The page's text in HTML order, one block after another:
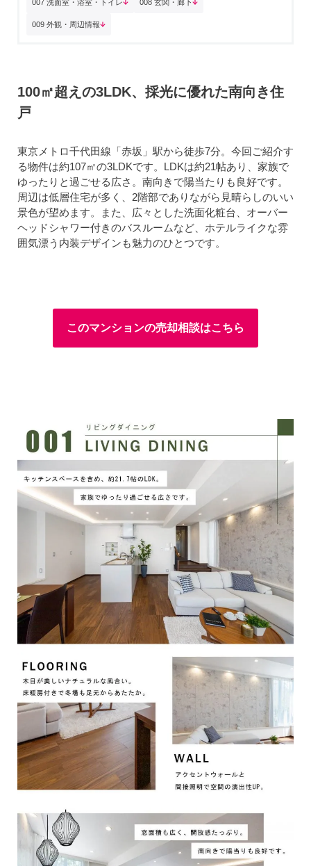
007 洗面室・浴室・トイレ 008 玄関・廊下
009 外観・周辺情報
100㎡超えの3LDK、採光に優れた南向き住
戸
東京メトロ千代田線「赤坂」駅から徒歩7分。今回ご紹介す
る物件は約107㎡の3LDKです。LDKは約21帖あり、家族で
ゆったりと過ごせる広さ。南向きで陽当たりも良好です。
周辺は低層住宅が多く、2階部でありながら見晴らしのいい
景色が望めます。また、広々とした洗面化粧台、オーバー
ヘッドシャワー付きのバスルームなど、ホテルライクな雰
囲気漂う内装デザインも魅力のひとつです。
このマンションの売却相談はこちら